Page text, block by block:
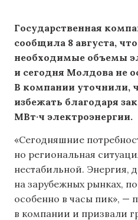
Государственная
сообщила 8 августа,
необходимые объемы
и сегодня Молдова не
В компании уточнили,
избежать благодаря
МВт·ч электроэнергии.
«Сегодняшние
но региональная
нестабильной. Энергия,
на зарубежных рынках,
особенно в часы пик», —
в компании и призвали